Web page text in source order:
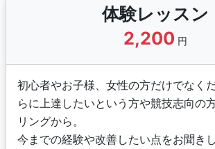
体験レッスン
2,200 円
初心者やお子様、女性の方だけでなく
らに上達したいという方や競技志向の
リングから。
今までの経験や改善したい点をお聞き